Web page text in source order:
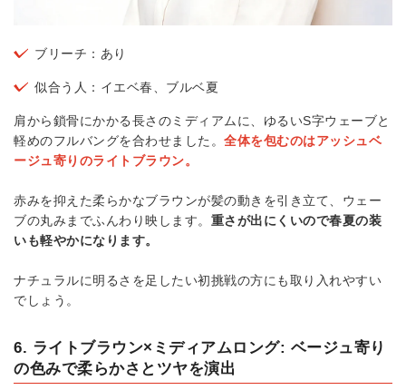
ブリーチ：あり
似合う人：イエベ春、ブルベ夏
肩から鎖骨にかかる長さのミディアムに、ゆるいS字ウェーブと
軽めのフルバングを合わせました。 全体を包むのはアッシュベ
ージュ寄りのライトブラウン。
赤みを抑えた柔らかなブラウンが髪の動きを引き立て、ウェー
ブの丸みまでふんわり映します。 重さが出にくいので春夏の装
いも軽やかになります。
ナチュラルに明るさを足したい初挑戦の方にも取り入れやすい
でしょう。
6. ライトブラウン×ミディアムロング: ベージュ寄り
の色みで柔らかさとツヤを演出